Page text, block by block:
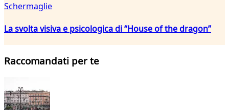
Schermaglie
La svolta visiva e psicologica di “House of the dragon”
Raccomandati per te